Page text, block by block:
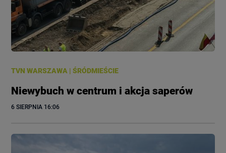
TVN WARSZAWA |ŚRÓDMIEŚCIE
Niewybuch w centrum i akcja saperów
6 SIERPNIA 16:06